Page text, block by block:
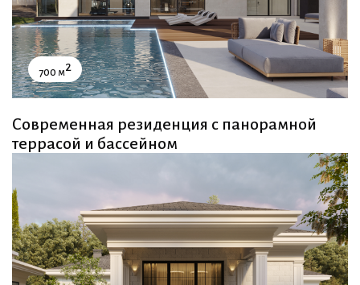
700 м2
Современная резиденция с панорамной
террасой и бассейном